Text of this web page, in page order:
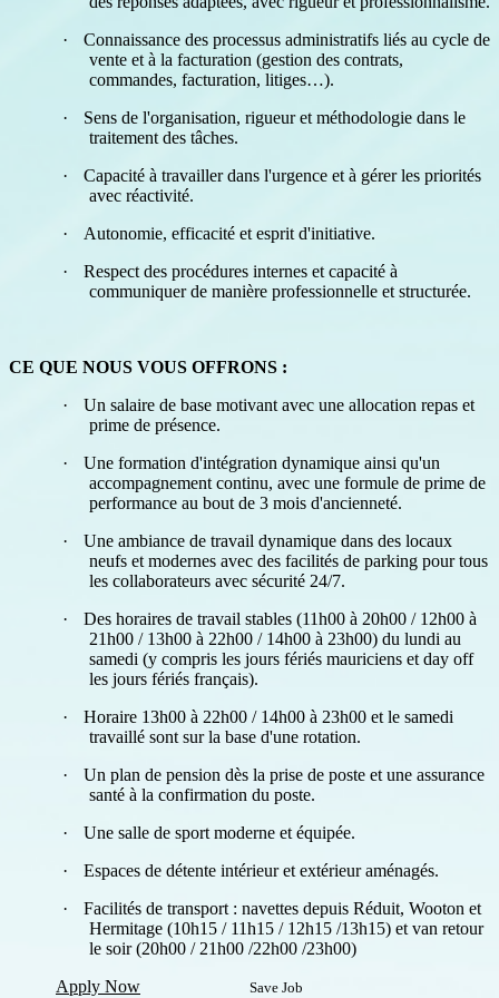
·
Connaissance des processus administratifs liés au cycle de
vente et à la facturation (gestion des contrats,
commandes, facturation, litiges…).
·
Sens de l'organisation, rigueur et méthodologie dans le
traitement des tâches.
·
Capacité à travailler dans l'urgence et à gérer les priorités
avec réactivité.
·
Autonomie, efficacité et esprit d'initiative.
·
Respect des procédures internes et capacité à
communiquer de manière professionnelle et structurée.
CE QUE NOUS VOUS OFFRONS :
·
Un salaire de base motivant avec une allocation repas et
prime de présence.
·
Une formation d'intégration dynamique ainsi qu'un
accompagnement continu, avec une formule de prime de
performance au bout de 3 mois d'ancienneté.
·
Une ambiance de travail dynamique dans des locaux
neufs et modernes avec des facilités de parking pour tous
les collaborateurs avec sécurité 24/7.
·
Des horaires de travail stables (11h00 à 20h00 / 12h00 à
21h00 / 13h00 à 22h00 / 14h00 à 23h00) du lundi au
samedi (y compris les jours fériés mauriciens et day off
les jours fériés français).
·
Horaire 13h00 à 22h00 / 14h00 à 23h00 et le samedi
travaillé sont sur la base d'une rotation.
·
Un plan de pension dès la prise de poste et une assurance
santé à la confirmation du poste.
·
Une salle de sport moderne et équipée.
·
Espaces de détente intérieur et extérieur aménagés.
·
Facilités de transport : navettes depuis Réduit, Wooton et
Hermitage (10h15 / 11h15 / 12h15 /13h15) et van retour
le soir (20h00 / 21h00 /22h00 /23h00)
Apply Now
Save Job